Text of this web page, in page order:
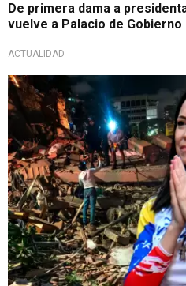
De primera dama a
vuelve a Palacio de Gobierno
ACTUALIDAD
Desafía obstáculos